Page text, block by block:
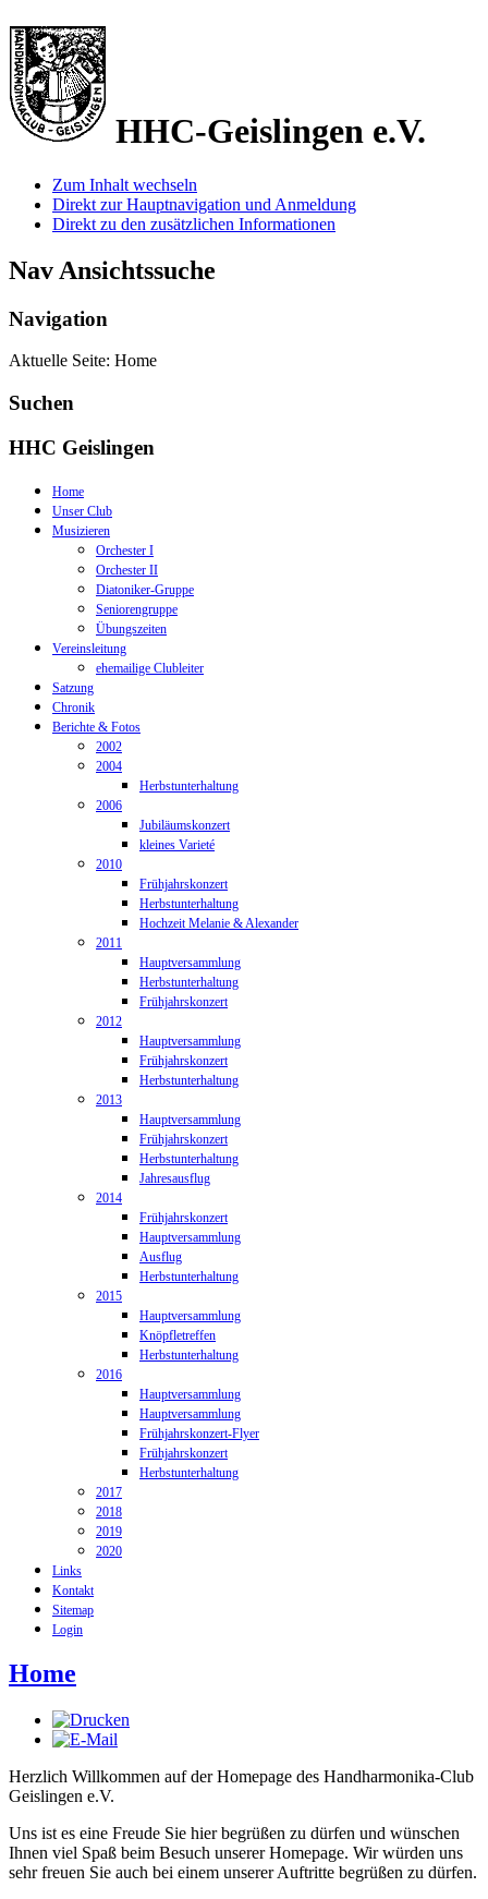
HHC-Geislingen e.V.
Zum Inhalt wechseln
Direkt zur Hauptnavigation und Anmeldung
Direkt zu den zusätzlichen Informationen
Nav Ansichtssuche
Navigation
Aktuelle Seite: Home
Suchen
HHC Geislingen
Home
Unser Club
Musizieren
Orchester I
Orchester II
Diatoniker-Gruppe
Seniorengruppe
Übungszeiten
Vereinsleitung
ehemailige Clubleiter
Satzung
Chronik
Berichte & Fotos
2002
2004
Herbstunterhaltung
2006
Jubiläumskonzert
kleines Varieté
2010
Frühjahrskonzert
Herbstunterhaltung
Hochzeit Melanie & Alexander
2011
Hauptversammlung
Herbstunterhaltung
Frühjahrskonzert
2012
Hauptversammlung
Frühjahrskonzert
Herbstunterhaltung
2013
Hauptversammlung
Frühjahrskonzert
Herbstunterhaltung
Jahresausflug
2014
Frühjahrskonzert
Hauptversammlung
Ausflug
Herbstunterhaltung
2015
Hauptversammlung
Knöpfletreffen
Herbstunterhaltung
2016
Hauptversammlung
Hauptversammlung
Frühjahrskonzert-Flyer
Frühjahrskonzert
Herbstunterhaltung
2017
2018
2019
2020
Links
Kontakt
Sitemap
Login
Home
Herzlich Willkommen auf der Homepage des Handharmonika-Club
Geislingen e.V.
Uns ist es eine Freude Sie hier begrüßen zu dürfen und wünschen
Ihnen viel Spaß beim Besuch unserer Homepage. Wir würden uns
sehr freuen Sie auch bei einem unserer Auftritte begrüßen zu dürfen.